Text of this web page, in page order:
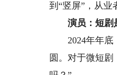
到“竖屏”，从业
演员：短剧
2024年年底，
圆。对于微短